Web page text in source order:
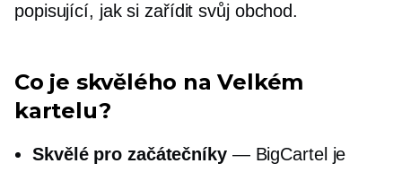
popisující, jak si zařídit svůj obchod.
Co je skvělého na Velkém
kartelu?
Skvělé pro začátečníky— BigCartel je